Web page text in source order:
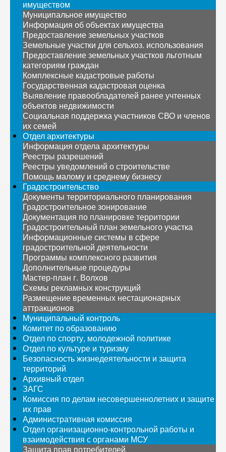
имуществом
Муниципальное имущество
Информация об объектах имущества
Предоставление земельных участков
Земельные участки для сельхоз. использования
Предоставление земельных участков льготным
категориям граждан
Комплексные кадастровые работы
Государственная кадастровая оценка
Выявление правообладателей ранее учтенных
объектов недвижимости
Социальная поддержка участников СВО и членов
их семей
Отдел архитектуры
Информация отдела архитектуры
Реестры разрешений
Реестры уведомлений о строительстве
Помощь малому и среднему бизнесу
Градостроительство
Документы территориального планирования
Градостроительное зонирование
Документация по планировке территории
Градостроительный план земельного участка
Информационные системы в сфере
градостроительной деятельности
Программы комплексного развития
Дополнительные процедуры
Мастер-план г. Волхов
Схемы рекламных конструкций
Размещение временных нестационарных
аттракционов
Муниципальный контроль
Комитет по образованию
Отдел по спорту, молодежной политике
Отдел по культуре и туризму
Безопасность жизнедеятельности и защита
территорий
Архивный отдел
ЗАГС
Комиссия по делам несовершеннолетних и защите
их прав
Административная комиссия
Отдел организационно-контрольной работы и
взаимодействия с органами МСУ
Защита прав потребителей